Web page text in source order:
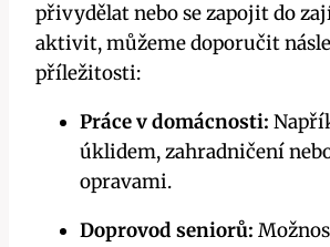
přivydělat nebo se zapojit do
aktivit, můžeme doporučit
příležitosti:
Práce v domácnosti:
úklidem, zahradničení
opravami.
Doprovod seniorů: